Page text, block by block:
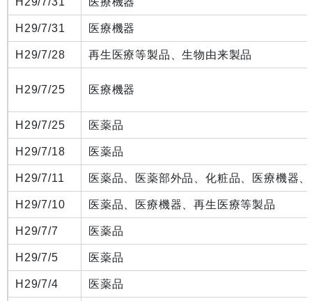
H29/7/31 医療機器
H29/7/28 再生医療等製品、生物由来製品
H29/7/25 医療機器
H29/7/25 医薬品
H29/7/18 医薬品
H29/7/11 医薬品、医薬部外品、化粧品、医療機器
H29/7/10 医薬品、医療機器、再生医療等製品
H29/7/7 医薬品
H29/7/5 医薬品
H29/7/4 医薬品